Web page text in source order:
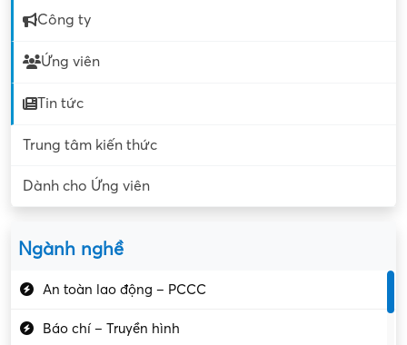
Công ty
Ứng viên
Tin tức
Trung tâm kiến thức
Dành cho Ứng viên
Ngành nghề
An toàn lao động – PCCC
Báo chí – Truyền hình